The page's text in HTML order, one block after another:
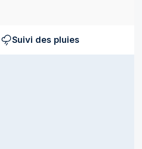
Suivi des pluies